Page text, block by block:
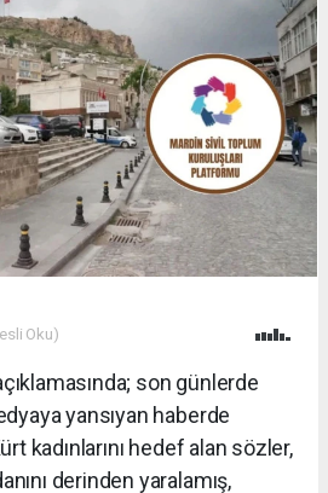
Oku)
son günlerde
yansıyan haberde
kadınlarını hedef alan sözler,
derinden yaralamış,